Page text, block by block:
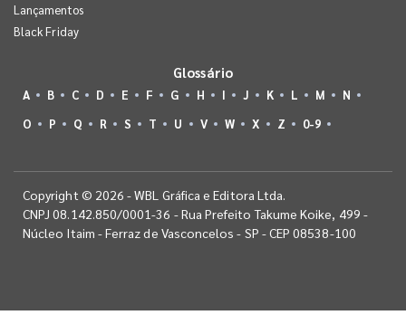
Lançamentos
Black Friday
Glossário
A B C D E F G H I J K L M
N
O
P Q R S T U V W X Z 0-9
Copyright © 2026 - WBL Gráfica e Editora Ltda.
CNPJ 08.142.850/0001-36 - Rua Prefeito Takume Koike, 499 -
Núcleo Itaim - Ferraz de Vasconcelos - SP - CEP 08538-100